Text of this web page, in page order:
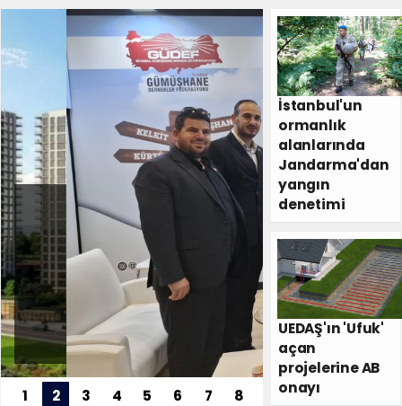
SON DAKİKA
Bağlıca'da
Sky Pearl
Prestijli
Yaşam
Konutları
Yükseliyor
1 2 3 4 5 6 7
8
İstanbul'un
ormanlık
alanlarında
Jandarma'dan
yangın
denetimi
UEDAŞ'ın 'Ufuk'
açan
projelerine AB
onayı